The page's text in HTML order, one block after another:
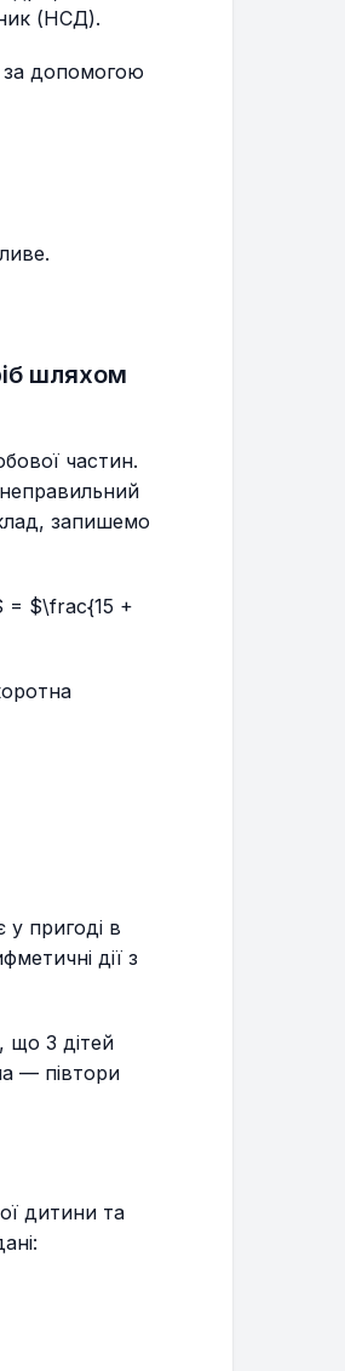
(НСД).
допомогою
шляхом
частин.
запишемо
$\frac{15 +
у пригоді в
дії з
що 3 дітей
— півтори
дитини та